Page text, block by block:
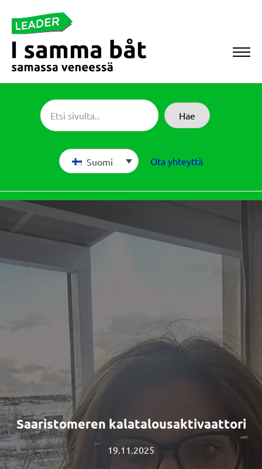
suoraan
sisältöön
Sameboat
Hae
Ota yhteyttä
Suomi
Saaristomeren kalatalousaktivaattori
19.11.2025